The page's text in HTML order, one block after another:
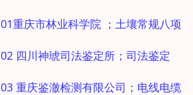
01重庆市林业科学院 ；土壤常规八项
02 四川神琥司法鉴定所；司法鉴定
03 重庆鉴澈检测有限公司；电线电缆